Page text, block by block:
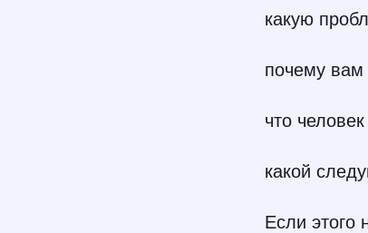
какую
почему вам
что
какой
Если этого